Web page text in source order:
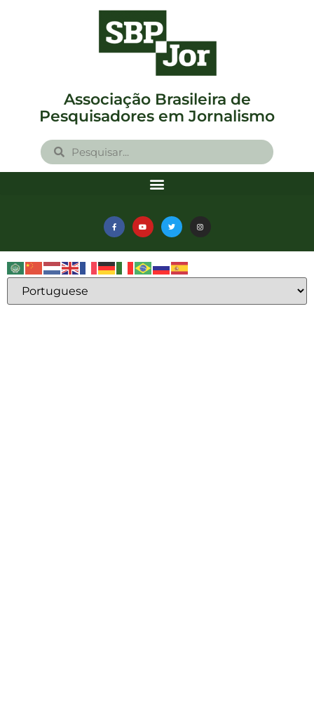
Associação Brasileira de
Pesquisadores em Jornalismo